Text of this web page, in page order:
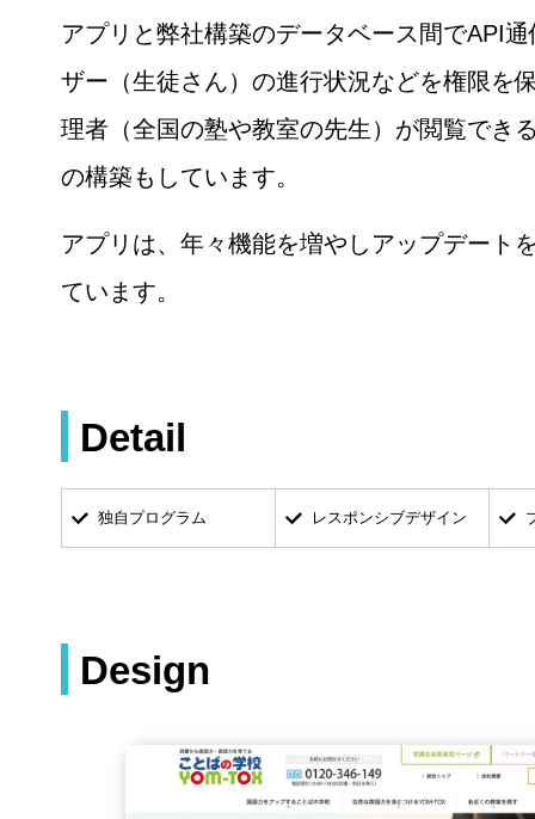
アプリと弊社構築のデータベース間でAPI
ザー（生徒さん）の進行状況などを権限を
理者（全国の塾や教室の先生）が閲覧でき
の構築もしています。
アプリは、年々機能を増やしアップデート
ています。
Detail
独自プログラム レスポンシブデザイン
Design